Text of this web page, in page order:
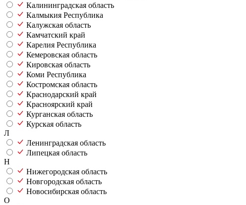
Калининградская область
Калмыкия Республика
Калужская область
Камчатский край
Карелия Республика
Кемеровская область
Кировская область
Коми Республика
Костромская область
Краснодарский край
Красноярский край
Курганская область
Курская область
Л
Ленинградская область
Липецкая область
Н
Нижегородская область
Новгородская область
Новосибирская область
О